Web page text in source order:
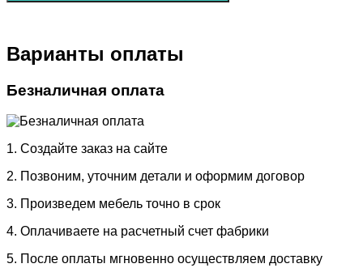
Варианты оплаты
Безналичная оплата
1. Создайте заказ на сайте
2. Позвоним, уточним детали и оформим договор
3. Произведем мебель точно в срок
4. Оплачиваете на расчетный счет фабрики
5. После оплаты мгновенно осуществляем доставку